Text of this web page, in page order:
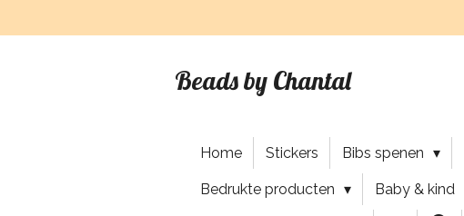
direct
Beads by Chantal
Home Stickers Bibs spenen
Bedrukte producten Baby & kind